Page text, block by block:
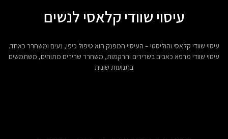
עיסוי שוודי קלאסי לנשים
עיסוי שוודי קלאסי והוליסטי – העיסוי המפנק הוא טיפול כיפי, נעים ומשחרר כאחד.
עיסוי שוודי מרפא כאבים בשרירים והרקמות, משחרר שרירים מתוחים, משתמשים
בתנועות שונות